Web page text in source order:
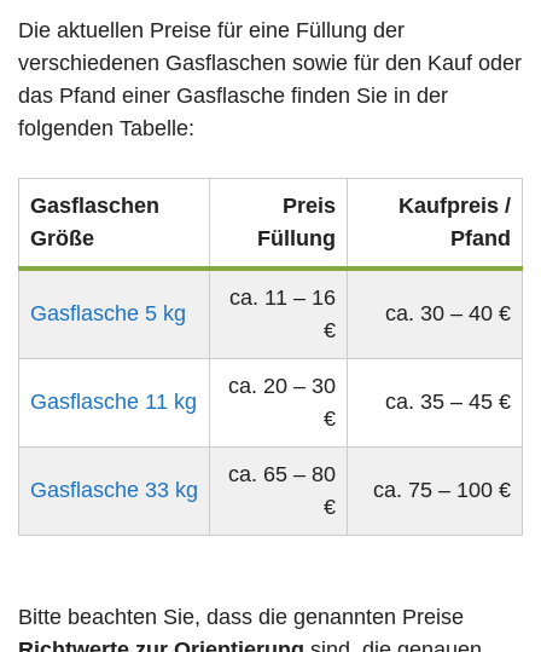
Die aktuellen Preise für eine Füllung der
verschiedenen Gasflaschen sowie für den Kauf oder
das Pfand einer Gasflasche finden Sie in der
folgenden Tabelle:
Gasflaschen
Größe
Preis
Füllung
Kaufpreis /
Pfand
Gasflasche 5 kg
ca. 11 – 16
€
ca. 30 – 40 €
Gasflasche 11 kg
ca. 20 – 30
€
ca. 35 – 45 €
Gasflasche 33 kg
ca. 65 – 80
€
ca. 75 – 100 €
Bitte beachten Sie, dass die genannten Preise